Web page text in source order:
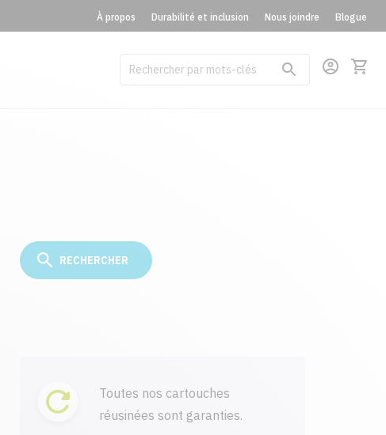
À propos Durabilité et inclusion Nous joindre Blogue
Toutes nos cartouches
réusinées sont garanties.